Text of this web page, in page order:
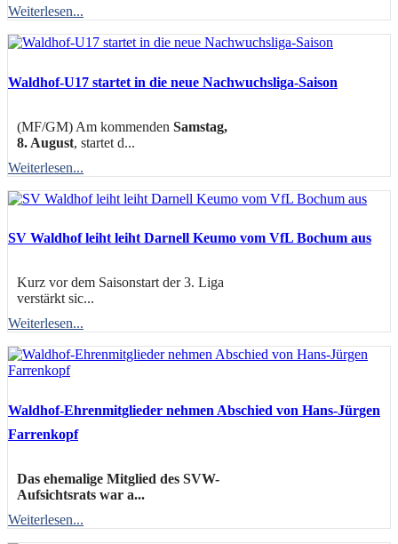
Weiterlesen...
Waldhof-U17 startet in die neue Nachwuchsliga-Saison
(MF/GM) Am kommenden Samstag,
8. August, startet d...
Weiterlesen...
SV Waldhof leiht leiht Darnell Keumo vom VfL Bochum aus
Kurz vor dem Saisonstart der 3. Liga
verstärkt sic...
Weiterlesen...
Waldhof-Ehrenmitglieder nehmen Abschied von Hans-Jürgen
Farrenkopf
Das ehemalige Mitglied des SVW-
Aufsichtsrats war a...
Weiterlesen...